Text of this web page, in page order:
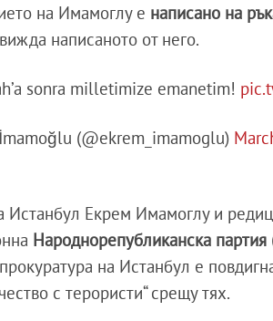
на Имамоглу е написано на
написаното от него.
sonra milletimize emanetim!
(@ekrem_imamoglu)
Истанбул Екрем Имамоглу и
Народнорепубликанска
на Истанбул е
с терористи“ срещу тях.